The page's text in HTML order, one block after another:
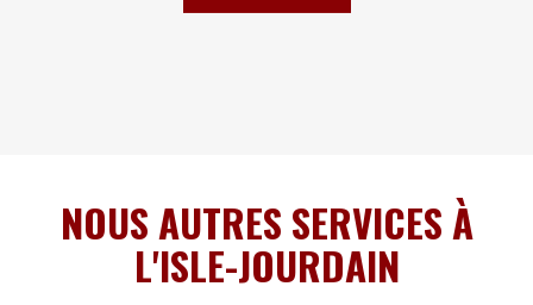
NOUS AUTRES SERVICES À
L'ISLE-JOURDAIN